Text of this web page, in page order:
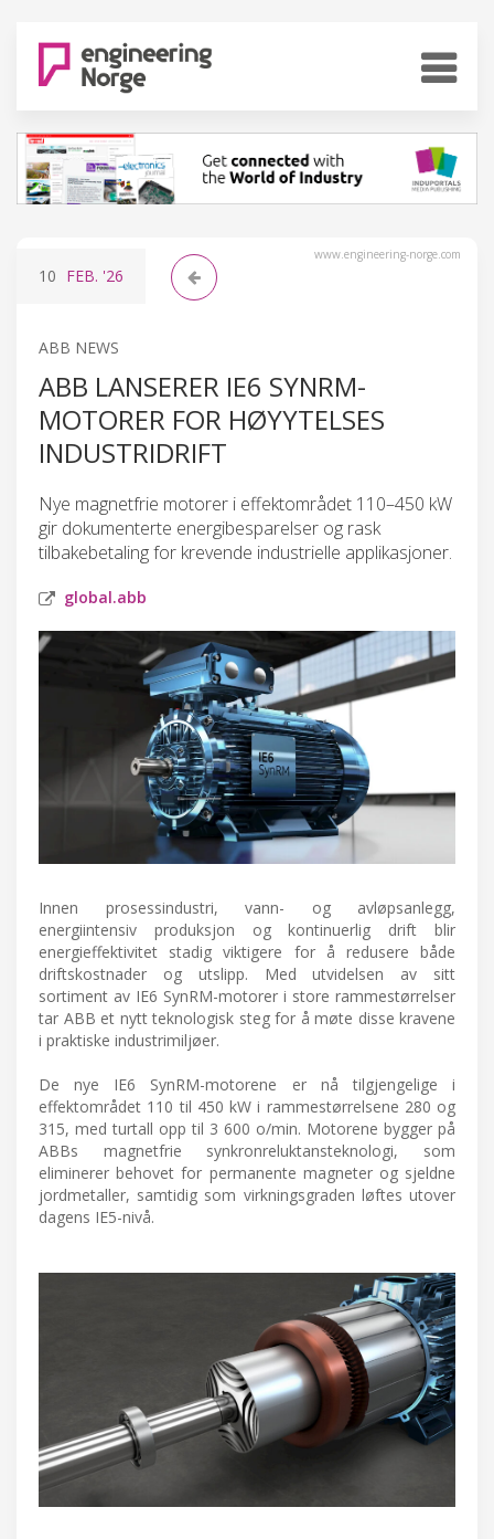
www.engineering-norge.com
10 FEB. '26
ABB NEWS
ABB LANSERER IE6 SYNRM-
MOTORER FOR HØYYTELSES
INDUSTRIDRIFT
Nye magnetfrie motorer i effektområdet 110–450 kW
gir dokumenterte energibesparelser og rask
tilbakebetaling for krevende industrielle applikasjoner.
global.abb
Innen prosessindustri, vann- og avløpsanlegg,
energiintensiv produksjon og kontinuerlig drift blir
energieffektivitet stadig viktigere for å redusere både
driftskostnader og utslipp. Med utvidelsen av sitt
sortiment av IE6 SynRM-motorer i store rammestørrelser
tar ABB et nytt teknologisk steg for å møte disse kravene
i praktiske industrimiljøer.
De nye IE6 SynRM-motorene er nå tilgjengelige i
effektområdet 110 til 450 kW i rammestørrelsene 280 og
315, med turtall opp til 3 600 o/min. Motorene bygger på
ABBs magnetfrie synkronreluktansteknologi, som
eliminerer behovet for permanente magneter og sjeldne
jordmetaller, samtidig som virkningsgraden løftes utover
dagens IE5-nivå.